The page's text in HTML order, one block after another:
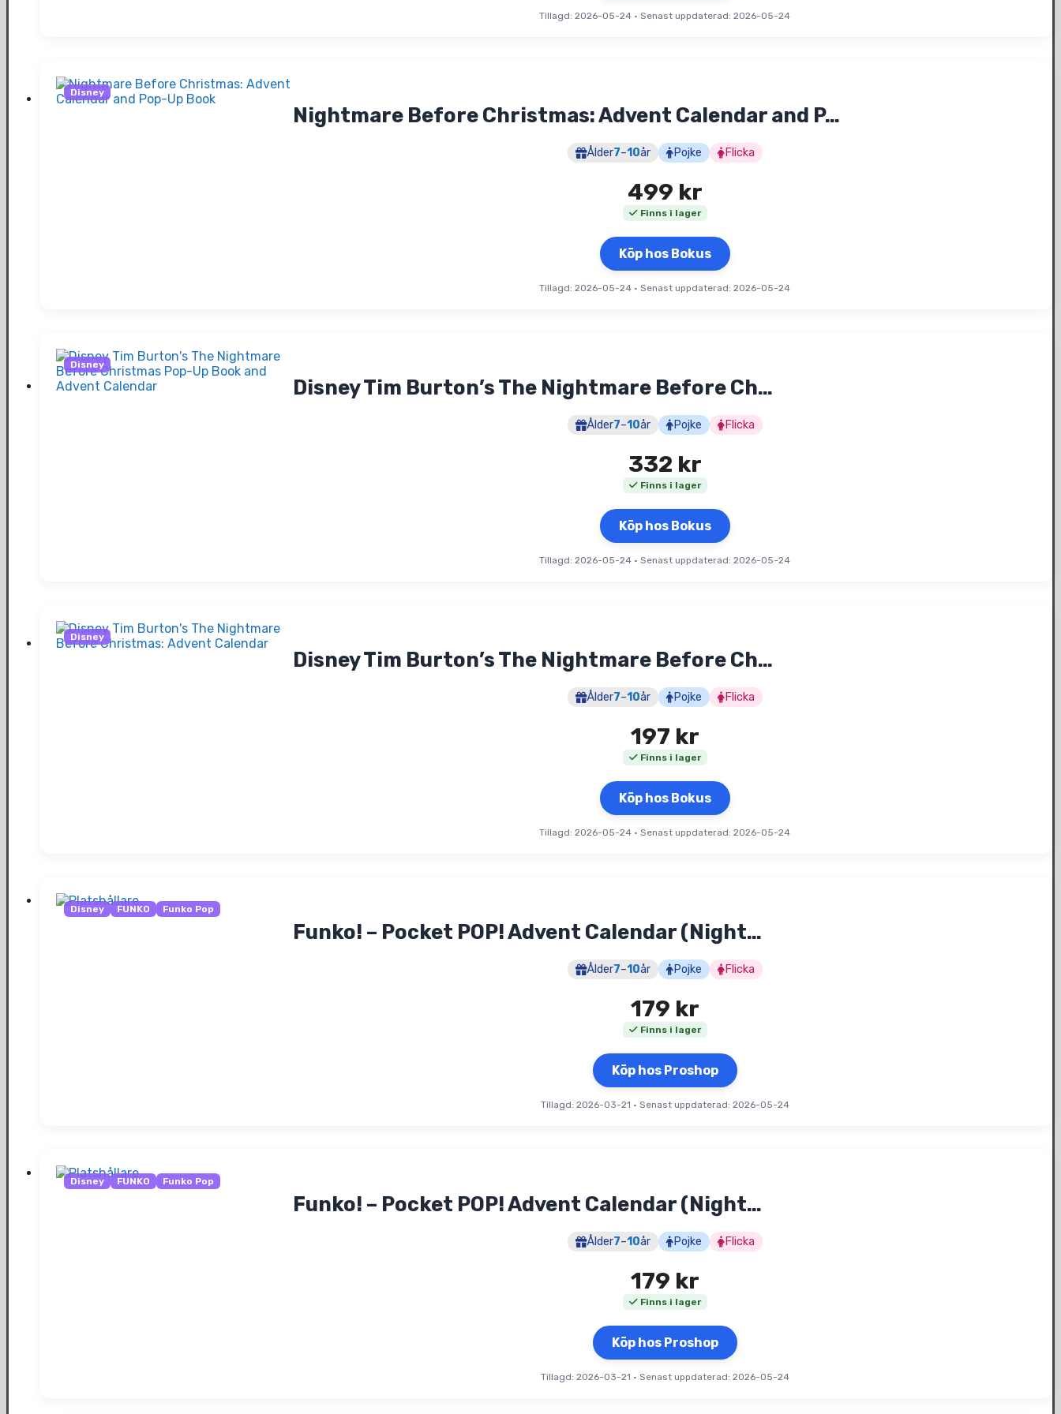
Tillagd: 2026-05-24 • Senast uppdaterad: 2026-05-24
Disney
Nightmare Before Christmas: Advent Calendar and P…
Ålder7–10år Pojke Flicka
499 kr
Finns i lager
Köp hos Bokus
Tillagd: 2026-05-24 • Senast uppdaterad: 2026-05-24
Disney
Disney Tim Burton’s The Nightmare Before Ch…
Ålder7–10år Pojke Flicka
332 kr
Finns i lager
Köp hos Bokus
Tillagd: 2026-05-24 • Senast uppdaterad: 2026-05-24
Disney
Disney Tim Burton’s The Nightmare Before Ch…
Ålder7–10år Pojke Flicka
197 kr
Finns i lager
Köp hos Bokus
Tillagd: 2026-05-24 • Senast uppdaterad: 2026-05-24
Disney FUNKO Funko Pop
Funko! – Pocket POP! Advent Calendar (Night…
Ålder7–10år Pojke Flicka
179 kr
Finns i lager
Köp hos Proshop
Tillagd: 2026-03-21 • Senast uppdaterad: 2026-05-24
Disney FUNKO Funko Pop
Funko! – Pocket POP! Advent Calendar (Night…
Ålder7–10år Pojke Flicka
179 kr
Finns i lager
Köp hos Proshop
Tillagd: 2026-03-21 • Senast uppdaterad: 2026-05-24